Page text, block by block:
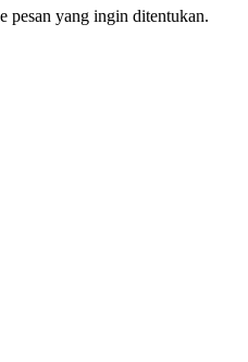
pesan yang ingin ditentukan.